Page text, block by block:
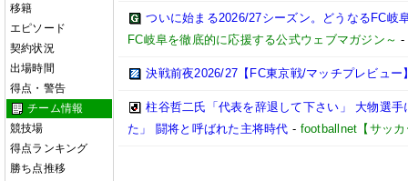
移籍
エピソード
契約状況
出場時間
得点・警告
チーム情報
競技場
得点ランキング
勝ち点推移
ついに始まる2026/27シーズン。どうなるFC岐
FC岐阜を徹底的に応援する公式ウェブマガジン～ -
決戦前夜2026/27【FC東京戦/マッチプレビュー
柱谷哲二氏「代表を辞退して下さい」 大物選
た」 闘将と呼ばれた主将時代 - footballnet【サッ